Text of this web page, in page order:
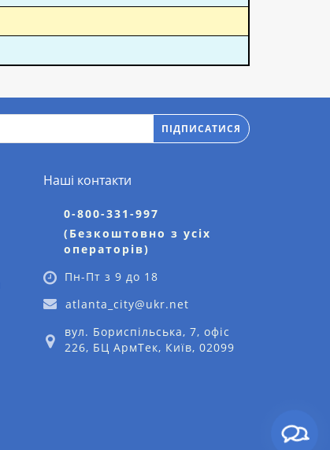
ПІДПИСАТИСЯ
Наші контакти
0-800-331-997
(Безкоштовно з усіх
операторів)
Пн-Пт з 9 до 18
atlanta_city@ukr.net
вул. Бориспільська, 7, офіс
226, БЦ АрмТек, Київ, 02099